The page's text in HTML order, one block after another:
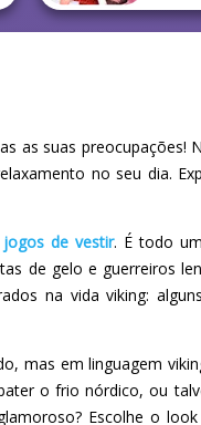
as suas preocupações!
no seu dia.
jogos de vestir. É todo
de gelo e guerreiros
na vida viking:
mas em linguagem
o frio nórdico, ou
Escolhe o